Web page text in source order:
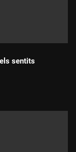
sentits